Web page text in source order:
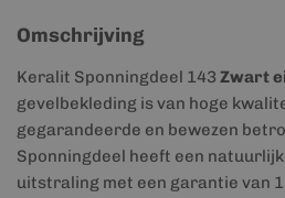
Omschrijving
Keralit Sponningdeel 143 Zwart
gevelbekleding is van hoge
gegarandeerde en bewezen
Sponningdeel heeft een
uitstraling met een garantie van